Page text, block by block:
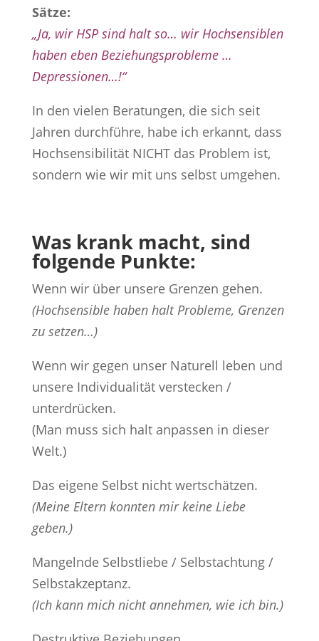
Sätze:
„Ja, wir HSP sind halt so… wir Hochsensiblen
haben eben Beziehungsprobleme …
Depressionen…!“
In den vielen Beratungen, die sich seit
Jahren durchführe, habe ich erkannt, dass
Hochsensibilität NICHT das Problem ist,
sondern wie wir mit uns selbst umgehen.
Was krank macht, sind
folgende Punkte:
Wenn wir über unsere Grenzen gehen.
(Hochsensible haben halt Probleme, Grenzen
zu setzen…)
Wenn wir gegen unser Naturell leben und
unsere Individualität verstecken /
unterdrücken.
(Man muss sich halt anpassen in dieser
Welt.)
Das eigene Selbst nicht wertschätzen.
(Meine Eltern konnten mir keine Liebe
geben.)
Mangelnde Selbstliebe / Selbstachtung /
Selbstakzeptanz.
(Ich kann mich nicht annehmen, wie ich bin.)